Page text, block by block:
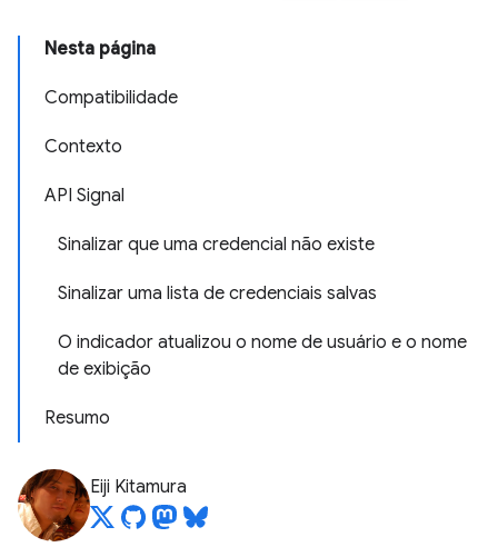
Nesta página
Compatibilidade
Contexto
API Signal
Sinalizar que uma credencial não existe
Sinalizar uma lista de credenciais salvas
O indicador atualizou o nome de usuário e o nome
de exibição
Resumo
Eiji Kitamura